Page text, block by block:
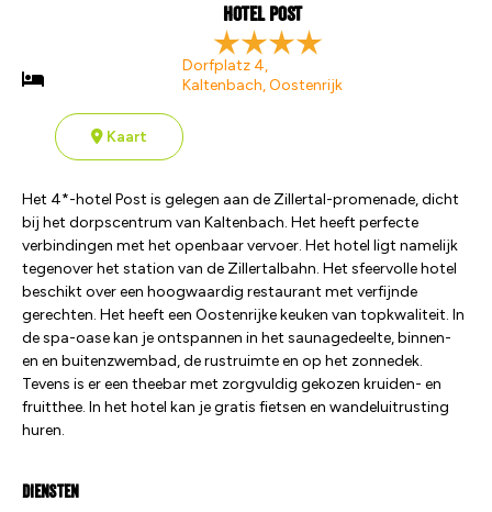
Hotel Post
Dorfplatz 4,
Kaltenbach, Oostenrijk
Kaart
Het 4*-hotel Post is gelegen aan de Zillertal-promenade, dicht
bij het dorpscentrum van Kaltenbach. Het heeft perfecte
verbindingen met het openbaar vervoer. Het hotel ligt namelijk
tegenover het station van de Zillertalbahn. Het sfeervolle hotel
beschikt over een hoogwaardig restaurant met verfijnde
gerechten. Het heeft een Oostenrijke keuken van topkwaliteit. In
de spa-oase kan je ontspannen in het saunagedeelte, binnen-
en en buitenzwembad, de rustruimte en op het zonnedek.
Tevens is er een theebar met zorgvuldig gekozen kruiden- en
fruitthee. In het hotel kan je gratis fietsen en wandeluitrusting
huren.
Diensten